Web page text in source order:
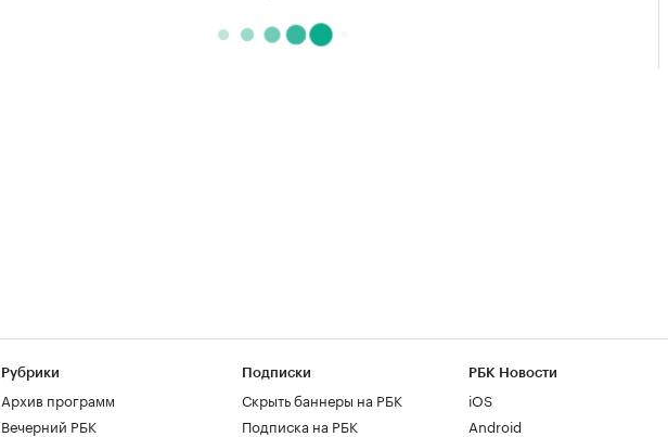
Рубрики
Архив программ
Вечерний РБК
Подписки
Скрыть баннеры на РБК
Подписка на РБК
РБК Новости
iOS
Android